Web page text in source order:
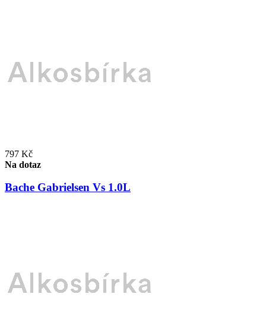
797 Kč
Na dotaz
Bache Gabrielsen Vs 1.0L